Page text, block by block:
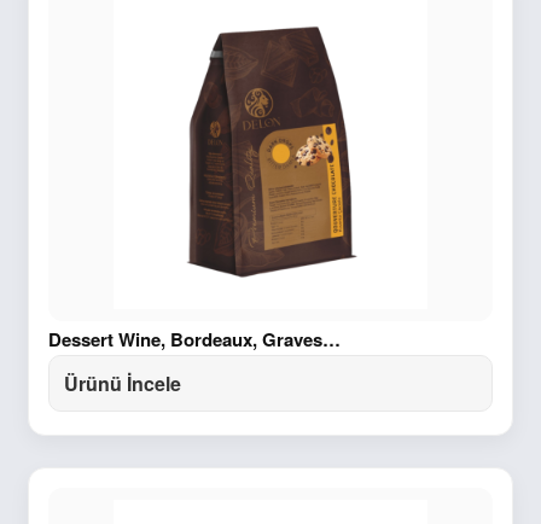
Dessert Wine, Bordeaux, Graves…
Ürünü İncele